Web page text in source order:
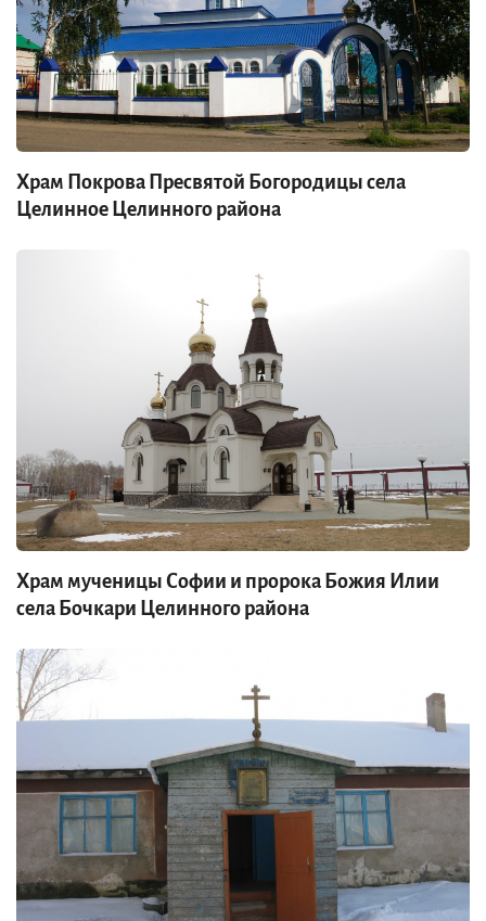
Храм Покрова Пресвятой Богородицы села
Целинное Целинного района
Храм мученицы Софии и пророка Божия Илии
села Бочкари Целинного района